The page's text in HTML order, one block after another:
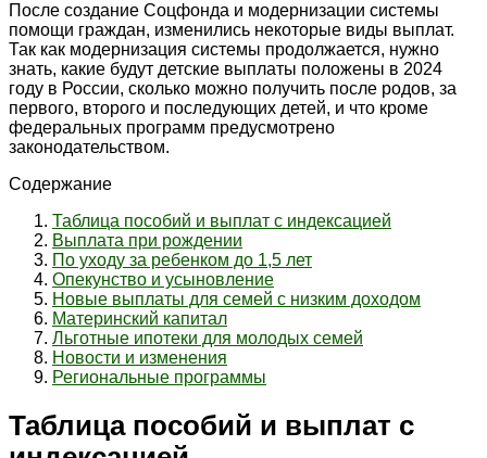
После создание Соцфонда и модернизации системы
помощи граждан, изменились некоторые виды выплат.
Так как модернизация системы продолжается, нужно
знать, какие будут детские выплаты положены в 2024
году в России, сколько можно получить после родов, за
первого, второго и последующих детей, и что кроме
федеральных программ предусмотрено
законодательством.
Содержание
Таблица пособий и выплат с индексацией
Выплата при рождении
По уходу за ребенком до 1,5 лет
Опекунство и усыновление
Новые выплаты для семей с низким доходом
Материнский капитал
Льготные ипотеки для молодых семей
Новости и изменения
Региональные программы
Таблица пособий и выплат с